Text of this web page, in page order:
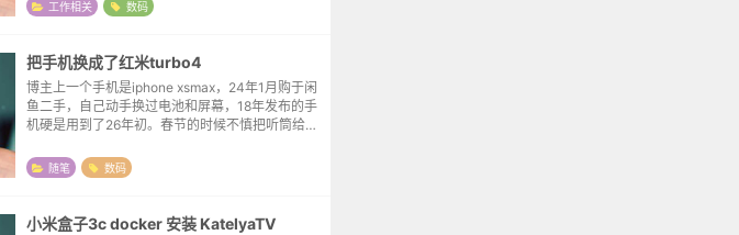
间...
工作相关 数码
把手机换成了红米turbo4
博主上一个手机是iphone xsmax，24年1月购于闲
鱼二手，自己动手换过电池和屏幕，18年发布的手
机硬是用到了26年初。春节的时候不慎把听筒给摔
看了对比了几款，本来想入手红米turbo...
随笔 数码
小米盒子3c docker 安装 KatelyaTV